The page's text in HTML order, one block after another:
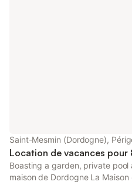
Saint-Mesmin (Dordogne),
Location de vacances pour
Boasting a garden, private
maison de Dordogne La